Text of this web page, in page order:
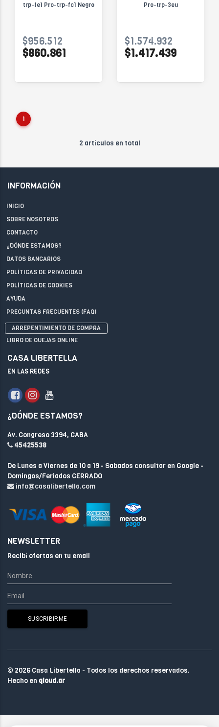
trp-fe1 Pro-trp-fc1 Negro
$956.512
$860.861
Pro-trp-3eu
$1.574.932
$1.417.439
1
2 artículos en total
INFORMACIÓN
INICIO
SOBRE NOSOTROS
CONTACTO
¿DÓNDE ESTAMOS?
DATOS BANCARIOS
POLÍTICAS DE PRIVACIDAD
POLÍTICAS DE COOKIES
AYUDA
PREGUNTAS FRECUENTES (FAQ)
ARREPENTIMIENTO DE COMPRA
LIBRO DE QUEJAS ONLINE
CASA LIBERTELLA
EN LAS REDES
¿DÓNDE ESTAMOS?
Av. Congreso 3394, CABA
45425538
De Lunes a Viernes de 10 a 19 - Sabados consultar en Google -
Domingos/Feriados CERRADO
info@casalibertella.com
NEWSLETTER
Recibí ofertas en tu email
© 2026 Casa Libertella - Todos los derechos reservados.
Hecho en qloud.ar